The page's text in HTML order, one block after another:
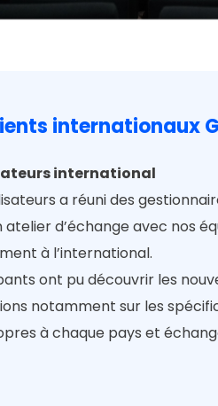
internationaux
international
a réuni des
atelier d’échange avec nos
à l’international.
ont pu découvrir les
notamment sur les
à chaque pays et